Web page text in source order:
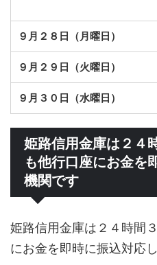
９月２８日（月曜日）
９月２９日（火曜日）
９月３０日（水曜日）
姫路信用金庫は２４
も他行口座にお金を
機関です
姫路信用金庫は２４時間
にお金を即時に振込対応